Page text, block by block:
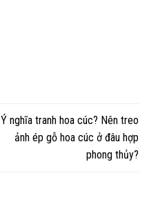
Ý nghĩa tranh hoa cúc? Nên treo
ảnh ép gỗ hoa cúc ở đâu hợp
phong thủy?